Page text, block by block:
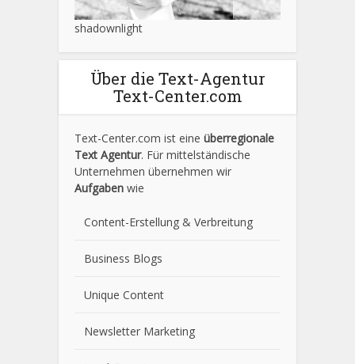
shadownlight
Über die Text-Agentur
Text-Center.com
Text-Center.com ist eine überregionale
Text Agentur. Für mittelständische
Unternehmen übernehmen wir
Aufgaben wie
Content-Erstellung & Verbreitung
Business Blogs
Unique Content
Newsletter Marketing